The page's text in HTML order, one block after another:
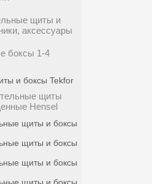
щиты и
аксессуары
боксы 1-4
и боксы Tekfor
щиты
Hensel
щиты и боксы
щиты и боксы
щиты и боксы